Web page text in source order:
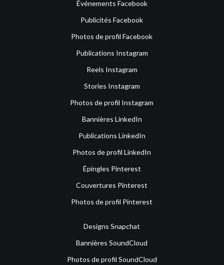
Événements Facebook
Publicités Facebook
Photos de profil Facebook
Publications Instagram
Reels Instagram
Stories Instagram
Photos de profil Instagram
Bannières LinkedIn
Publications LinkedIn
Photos de profil LinkedIn
Épingles Pinterest
Couvertures Pinterest
Photos de profil Pinterest
Designs Snapchat
Bannières SoundCloud
Photos de profil SoundCloud